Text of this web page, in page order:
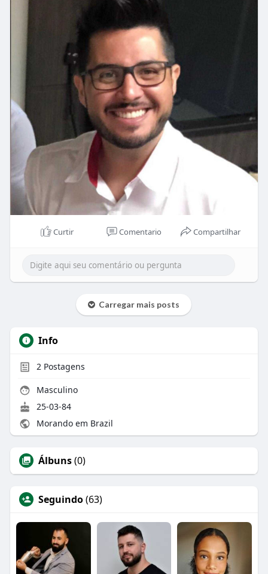
Curtir Comentario Compartilhar
Carregar mais posts
Info
2Postagens
Masculino
25-03-84
Morando em Brazil
Álbuns(0)
Seguindo(63)